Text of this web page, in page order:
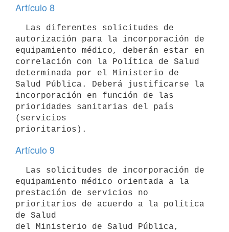
Artículo 8
autorización para la incorporación de
equipamiento médico, deberán estar en
correlación con la Política de Salud
determinada por el Ministerio de
Salud Pública. Deberá justificarse la
incorporación en función de las
prioridades sanitarias del país
(servicios
Artículo 9
equipamiento médico orientada a la
prestación de servicios no
prioritarios de acuerdo a la política
de Salud
del Ministerio de Salud Pública,